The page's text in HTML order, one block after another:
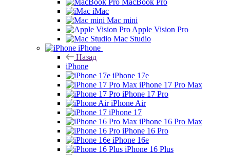
MacBook Pro
iMac
Mac mini
Apple Vision Pro
Mac Studio
iPhone
Назад
iPhone
iPhone 17e
iPhone 17 Pro Max
iPhone 17 Pro
iPhone Air
iPhone 17
iPhone 16 Pro Max
iPhone 16 Pro
iPhone 16e
iPhone 16 Plus